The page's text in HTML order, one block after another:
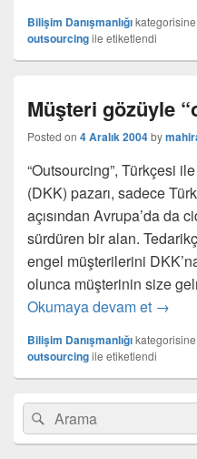
Bilişim Danışmanlığı
outsourcingile etiketlendi
Müşteri gözüyle
Posted on 4 Aralık 2004by
“Outsourcing”, Türkçesi
(DKK) pazarı, sadece
açısından Avrupa’da da
sürdüren bir alan.
engel müşterilerini
olunca müşterinin size
Okumaya devam et →
Bilişim Danışmanlığı
outsourcingile etiketlendi
Birincil
bar
eklenti
Search
for:
Ara